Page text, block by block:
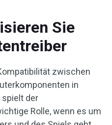
Sie
zwischen
in
spielt der
Rolle, wenn es um